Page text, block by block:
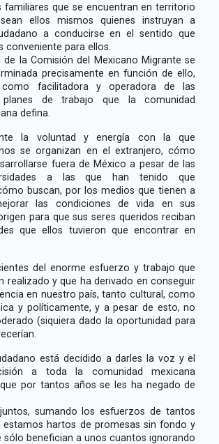
familiares que se encuentran en territorio
ellos mismos quienes instruyan a
a conducirse en el sentido que
conveniente para ellos.
la Comisión del Mexicano Migrante se
precisamente en función de ello,
facilitadora y operadora de las
de trabajo que la comunidad
defina.
la voluntad y energía con la que
se organizan en el extranjero, cómo
fuera de México a pesar de las
a las que han tenido que
buscan, por los medios que tienen a
las condiciones de vida en sus
para que sus seres queridos reciban
que ellos tuvieron que encontrar en
del enorme esfuerzo y trabajo que
realizado y que ha derivado en conseguir
en nuestro país, tanto cultural, como
y políticamente, y a pesar de esto, no
(siquiera dado la oportunidad para
está decidido a darles la voz y el
a toda la comunidad mexicana
por tantos años se les ha negado de
sumando los esfuerzos de tantos
estamos hartos de promesas sin fondo y
sólo benefician a unos cuantos ignorando